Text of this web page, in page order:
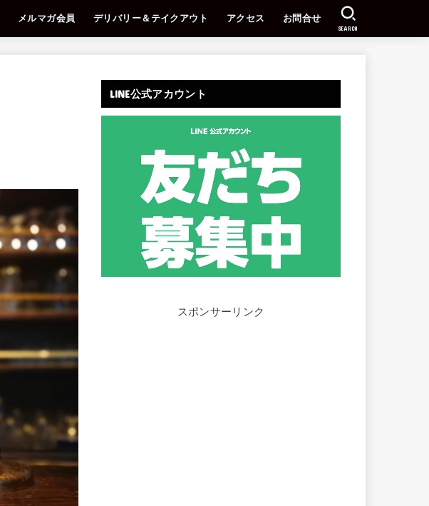
メルマガ会員 デリバリー＆テイクアウト アクセス お問合せ
SEARCH
LINE公式アカウント
スポンサーリンク